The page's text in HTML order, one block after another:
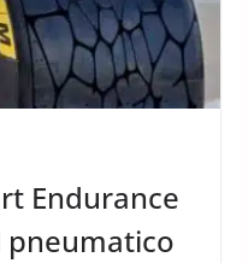
Endurance
pneumatico